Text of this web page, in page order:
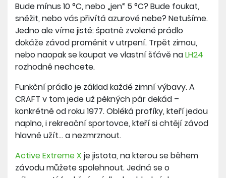
Bude mínus 10 °C, nebo „jen“ 5 °C? Bude foukat,
sněžit, nebo vás přivítá azurové nebe? Netušíme.
Jedno ale víme jistě: špatně zvolené prádlo
dokáže závod proměnit v utrpení. Trpět zimou,
nebo naopak se koupat ve vlastní šťávě naLH24
rozhodně nechcete.
Funkční prádlo je základ každé zimní výbavy. A
CRAFT v tom jede už pěkných pár dekád –
konkrétně od roku 1977. Obléká profíky, kteří jedou
naplno, i rekreační sportovce, kteří si chtějí závod
hlavně užít… a nezmrznout.
Active Extreme X je jistota, na kterou se během
závodu můžete spolehnout. Jedná se o